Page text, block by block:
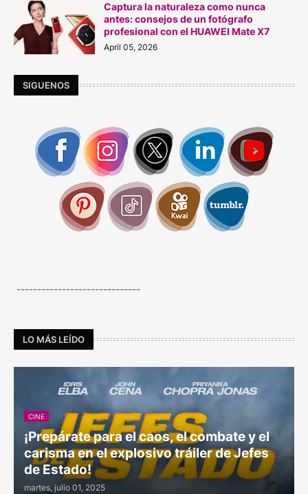
Captura la naturaleza como nunca
antes: consejos de un fotógrafo
profesional con el HUAWEI Mate X7
April 05, 2026
SIGUENOS
------------------------------
LO MÁS LEÍDO
CINE
¡Prepárate para el caos, el combate y el
carisma en el explosivo tráiler de Jefes
de Estado!
martes, julio 01, 2025